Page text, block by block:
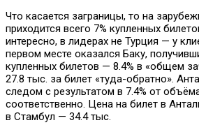
Что касается заграницы, то на
приходится всего 7% купленных
интересно, в лидерах не Турция — у
первом месте оказался Баку,
купленных билетов — 8.4% в «общем
27.8 тыс. за билет «туда-обратно».
следом с результатом в 7.4% от
соответственно. Цена на билет в
в Стамбул — 34.4 тыс.